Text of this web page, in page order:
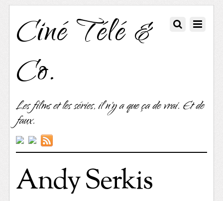
Ciné Télé &
Co.
Les films et les séries, il n'y a que ça de vrai. Et de
faux.
Andy Serkis